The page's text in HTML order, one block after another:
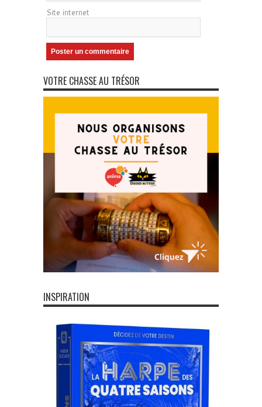
Site internet
VOTRE CHASSE AU TRÉSOR
INSPIRATION